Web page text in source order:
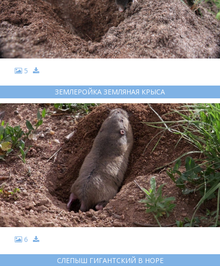
5
ЗЕМЛЕРОЙКА ЗЕМЛЯНАЯ КРЫСА
6
СЛЕПЫШ ГИГАНТСКИЙ В НОРЕ